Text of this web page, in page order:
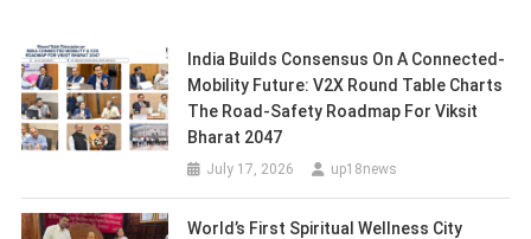
India Builds Consensus On A Connected-
Mobility Future: V2X Round Table Charts
The Road-Safety Roadmap For Viksit
Bharat 2047
July 17, 2026 up18news
World’s First Spiritual Wellness City